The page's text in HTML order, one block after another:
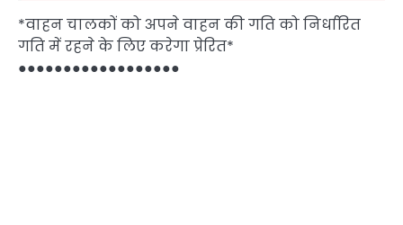
*वाहन चालकों को अपने वाहन की गति को निर्धारित
गति में रहने के लिए करेगा प्रेरित*
●●●●●●●●●●●●●●●●●●